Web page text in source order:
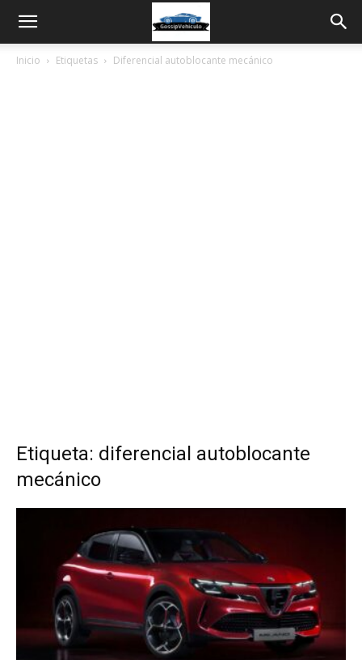
Inicio Etiquetas Diferencial autoblocante mecánico
Etiqueta: diferencial autoblocante
mecánico